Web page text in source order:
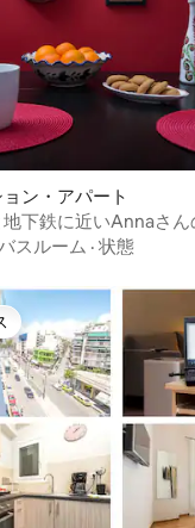
最高の観光スポットに
を提供し、ご質問にお
以降は、電話、Viber、
します。 アパート
ボヘミアンな雰囲気
イアの近くにありま
史的・観光的中心部か
ィラキ広場まで徒歩15
ン・アパート
下鉄に近いAnnaさん
スルーム · 状態